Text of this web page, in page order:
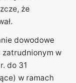
że
dowodowe
zatrudnionym w
do 31
w ramach